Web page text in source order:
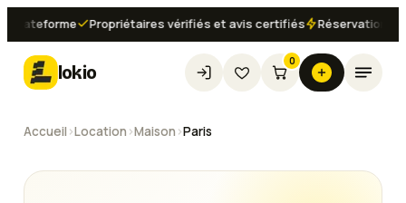
Propriétaires vérifiés et avis certifiés Réservation
lokio
0
Accueil ›Location ›Maison ›Paris